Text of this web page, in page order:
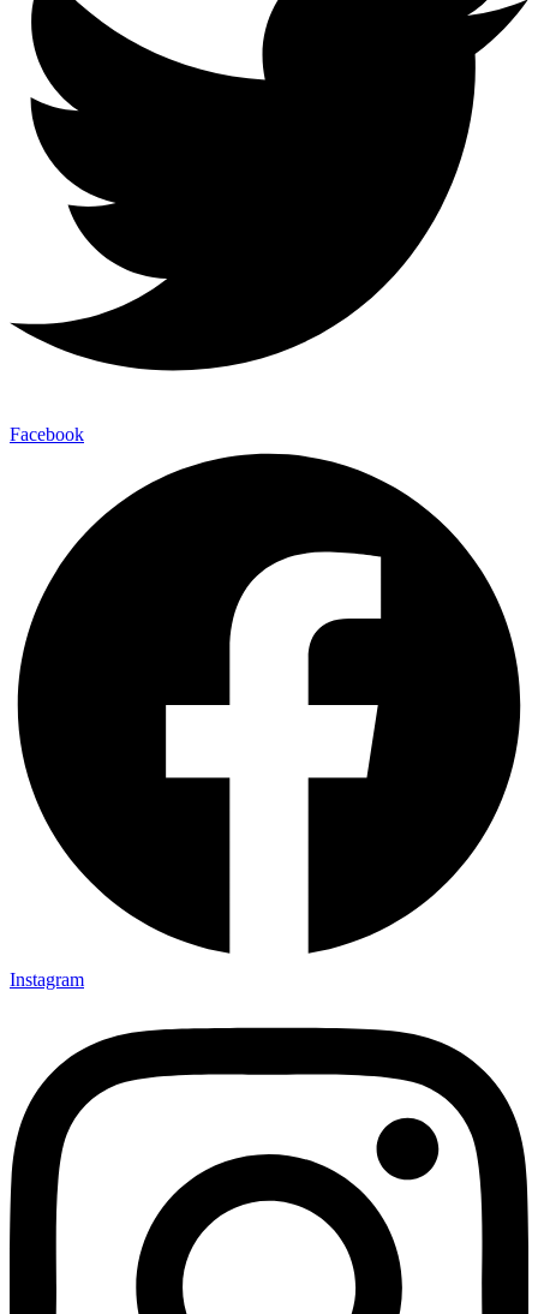
Facebook
Instagram